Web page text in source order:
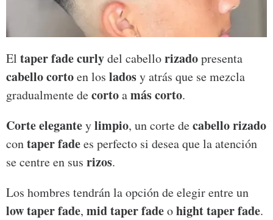
El taper fade curlydel cabellorizadopresenta
cabello cortoen los ladosy atrás que se mezcla
gradualmente decortoamás corto.
Corte eleganteylimpio, un corte decabello rizado
contaper fadees perfecto si desea que la atención
se centre en sus rizos.
Los hombres tendrán la opción de elegir entre un
low taper fade, mid taper fadeohight taper fade.